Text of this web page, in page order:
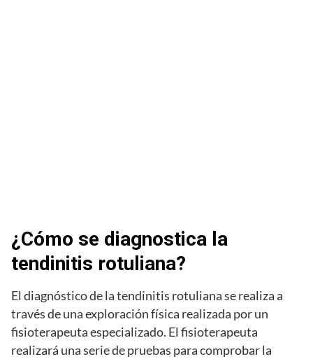
¿Cómo se diagnostica la
tendinitis rotuliana?
El diagnóstico de la tendinitis rotuliana se realiza a
través de una exploración física realizada por un
fisioterapeuta especializado. El fisioterapeuta
realizará una serie de pruebas para comprobar la